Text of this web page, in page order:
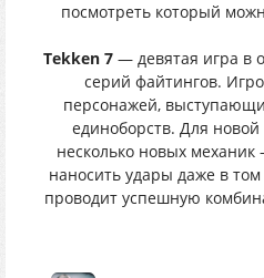
посмотреть который
Tekken 7 — девятая игра в
серий файтингов.
персонажей,
единоборств. Для
несколько новых
наносить удары даже в
проводит успешную